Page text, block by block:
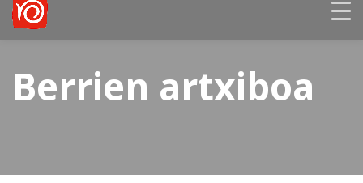
Berrien artxiboa